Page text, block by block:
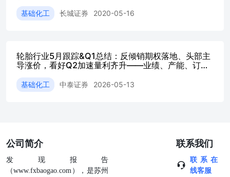
基础化工 长城证券 2020-05-16
轮胎行业5月跟踪&Q1总结：反倾销期权落地、头部主
导涨价，看好Q2加速量利齐升——业绩、产能、订
基础化工 中泰证券 2026-05-13
公司简介
发现报告
（www.fxbaogao.com），是苏州
联系我们
联系在
线客服